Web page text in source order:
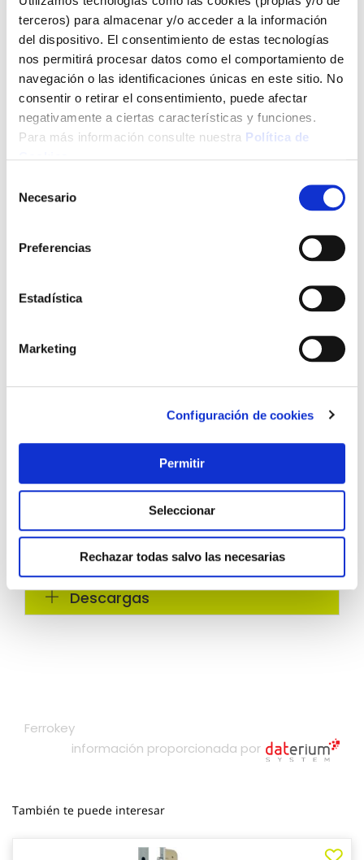
terceros) para almacenar y/o acceder a la información
del dispositivo. El consentimiento de estas tecnologías
nos permitirá procesar datos como el comportamiento de
navegación o las identificaciones únicas en este sitio. No
consentir o retirar el consentimiento, puede afectar
negativamente a ciertas características y funciones.
Para más información consulte nuestra Política de
Necesario
Preferencias
Estadística
Marketing
Configuración de cookies
Permitir
Seleccionar
Rechazar todas salvo las necesarias
También te puede interesar